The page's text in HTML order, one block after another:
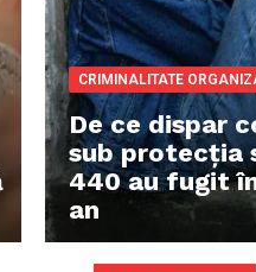
CRIMINALITATE
De ce dispar
sub protecția
440 au fugit
an